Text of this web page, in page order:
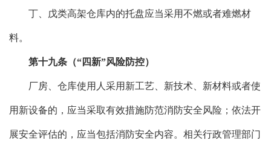
丁、戊类高架仓库内的托盘应当采用不燃或者难燃材
料。
第十九条（“四新”风险防控）
厂房、仓库使用人采用新工艺、新技术、新材料或者使
用新设备的，应当采取有效措施防范消防安全风险；依法开
展安全评估的，应当包括消防安全内容。相关行政管理部门